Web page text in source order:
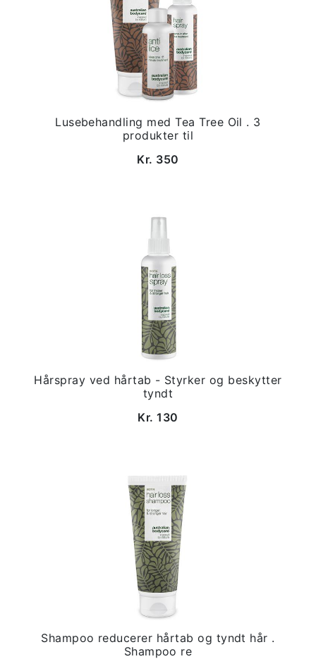
Lusebehandling med Tea Tree Oil . 3
produkter til
Kr. 350
Hårspray ved hårtab - Styrker og beskytter
tyndt
Kr. 130
Shampoo reducerer hårtab og tyndt hår .
Shampoo re